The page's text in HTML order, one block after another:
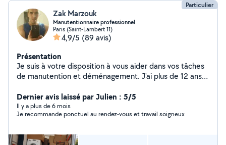
Particulier
Zak Marzouk
Manutentionnaire professionnel
Paris (Saint-Lambert 11)
4,9/5 (89 avis)
Présentation
Je suis à votre disposition à vous aider dans vos tâches
de manutention et déménagement. J'ai plus de 12 ans
n'hésitez pas à me contacter. Tél : 06-22-06-88-42
Cordialement
Dernier avis laissé par Julien : 5/5
Il y a plus de 6 mois
Je recommande ponctuel au rendez-vous et travail soigneux